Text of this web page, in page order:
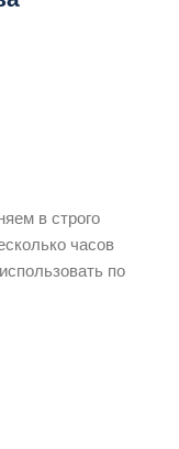
в строго
часов
по